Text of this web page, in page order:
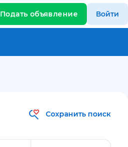
Подать объявление Войти
Сохранить поиск